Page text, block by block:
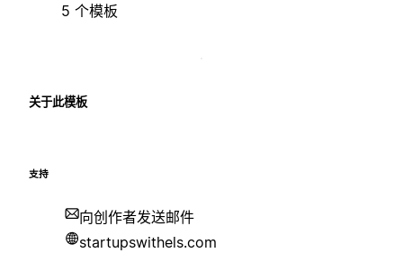
5 个模板
关于此模板
支持
向创作者发送邮件
startupswithels.com